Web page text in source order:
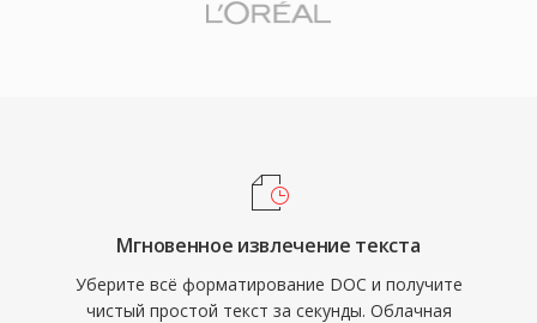
Мгновенное извлечение текста
Уберите всё форматирование DOC и получите
чистый простой текст за секунды. Облачная